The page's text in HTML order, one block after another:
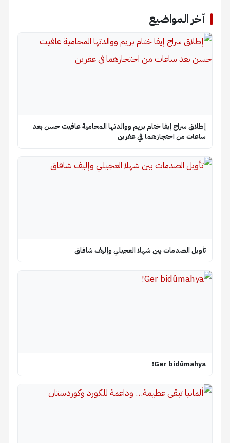
آخر المواضيع
إطلاق سراح إيفا ختام بريم ووالدتها المحامية عافيت حسن بعد
ساعات من احتجازهما في عفرين
تأويل الصدمات بين شهلا العجيلي وإليف شافاق
Ger bidûmahya!